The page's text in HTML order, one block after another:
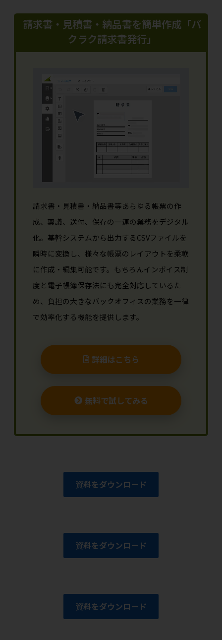
請求書・見積書・納品書を簡単作成「バ
クラク請求書発行」
請求書・見積書・納品書等あらゆる帳票の作
成、稟議、送付、保存の一連の業務をデジタル
化。基幹システムから出力するCSVファイルを
瞬時に変換し、様々な帳票のレイアウトを柔軟
に作成・編集可能です。もちろんインボイス制
度と電子帳簿保存法にも完全対応しているた
め、負担の大きなバックオフィスの業務を一律
で効率化する機能を提供します。
詳細はこちら
無料で試してみる
資料をダウンロード
資料をダウンロード
資料をダウンロード